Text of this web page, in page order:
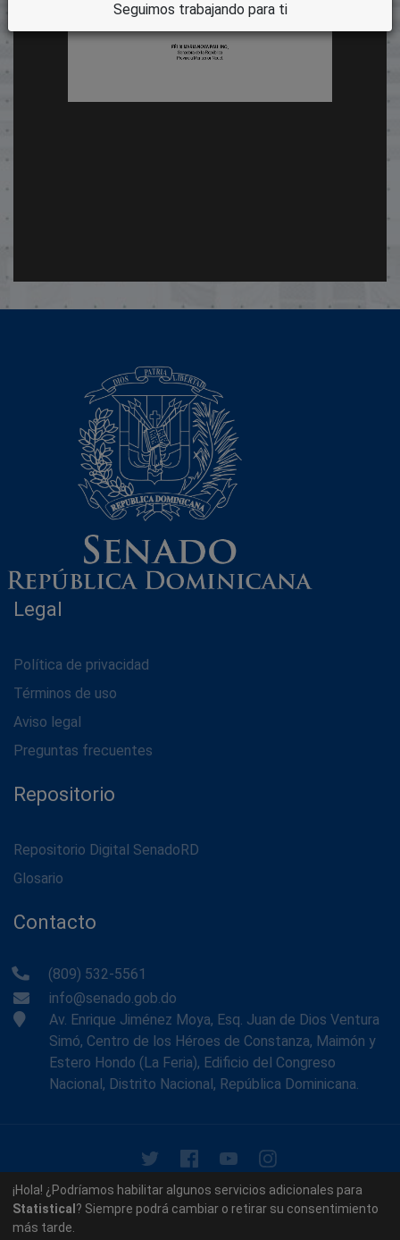
Legal
Política de privacidad
Términos de uso
Aviso legal
Preguntas frecuentes
Repositorio
Repositorio Digital SenadoRD
Glosario
Contacto
(809) 532-5561
info@senado.gob.do
Av. Enrique Jiménez Moya, Esq. Juan de Dios Ventura
Simó, Centro de los Héroes de Constanza, Maimón y
Estero Hondo (La Feria), Edificio del Congreso
Nacional, Distrito Nacional, República Dominicana.
© 2026 - Memoria Histórica del Senado de la República
Dominicana. Todos los derechos reservados.
Seguimos trabajando para ti
¡Hola! ¿Podríamos habilitar algunos servicios adicionales para
Statistical ? Siempre podrá cambiar o retirar su consentimiento
más tarde.